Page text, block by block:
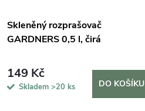
Skleněný rozprašovač
GARDNERS 0,5 l, čirá
149 Kč
Skladem >20 ks DO KOŠÍKU